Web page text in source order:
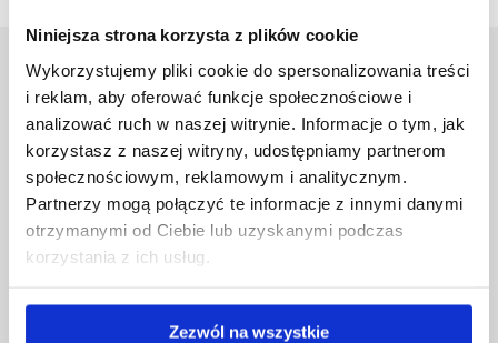
Niniejsza strona korzysta z plików cookie
Wykorzystujemy pliki cookie do spersonalizowania treści
i reklam, aby oferować funkcje społecznościowe i
analizować ruch w naszej witrynie. Informacje o tym, jak
korzystasz z naszej witryny, udostępniamy partnerom
społecznościowym, reklamowym i analitycznym.
Partnerzy mogą połączyć te informacje z innymi danymi
otrzymanymi od Ciebie lub uzyskanymi podczas
korzystania z ich usług.
Zezwól na wszystkie
Uniwersytet Rzeszowski
Al. Tadeusza Rejtana 16C
35-959 Rzeszów
Pomiń
nawigację
przejdź
Polityka prywatności
Mapa serwisu
Biblioteka
Wydawnictwo
Studia podyplomowe